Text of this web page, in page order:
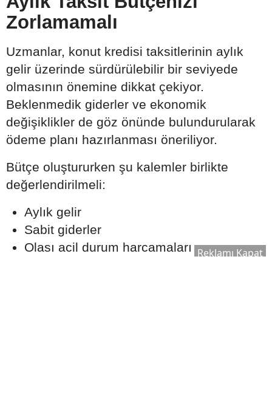
Zorlamamalı
Uzmanlar, konut kredisi taksitlerinin aylık
gelir üzerinde sürdürülebilir bir seviyede
olmasının önemine dikkat çekiyor.
Beklenmedik giderler ve ekonomik
değişiklikler de göz önünde bulundurularak
ödeme planı hazırlanması öneriliyor.
Bütçe oluştururken şu kalemler birlikte
değerlendirilmeli:
Aylık gelir
Sabit giderler
Olası acil durum harcamaları Reklamı Kapat